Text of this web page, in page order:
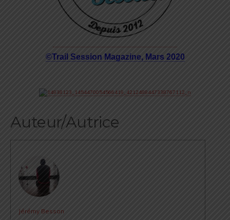
©Trail Session Magazine, Mars 2020
Auteur/Autrice
Jérémy Besson